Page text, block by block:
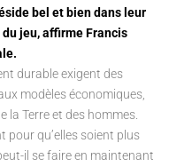
bel et bien dans leur
jeu, affirme Francis
durable exigent des
modèles économiques,
la Terre et des hommes.
pour qu’elles soient plus
il se faire en maintenant